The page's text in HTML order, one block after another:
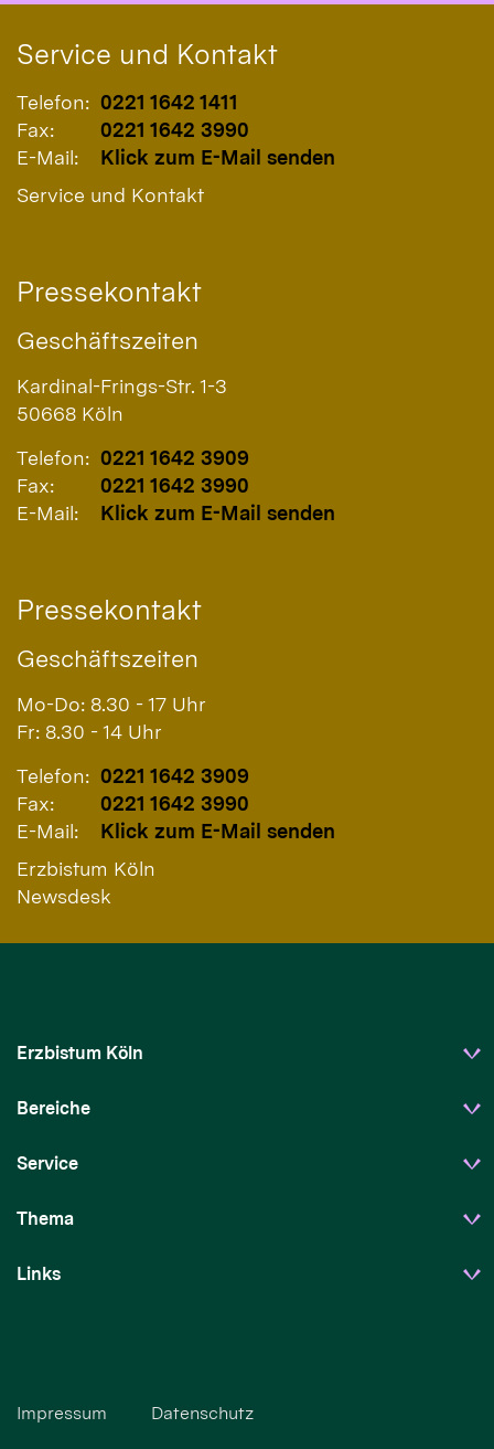
Service und Kontakt
Telefon: 0221 1642 1411
Fax:
0221 1642 3990
E-Mail:
Klick zum E-Mail senden
Service und Kontakt
Pressekontakt
Geschäftszeiten
Kardinal-Frings-Str. 1-3
50668 Köln
Telefon: 0221 1642 3909
Fax:
0221 1642 3990
E-Mail:
Klick zum E-Mail senden
Pressekontakt
Geschäftszeiten
Mo-Do: 8.30 - 17 Uhr
Fr: 8.30 - 14 Uhr
Telefon: 0221 1642 3909
Fax:
0221 1642 3990
E-Mail:
Klick zum E-Mail senden
Erzbistum Köln
Newsdesk
Erzbistum Köln
Bereiche
Service
Thema
Links
Impressum Datenschutz